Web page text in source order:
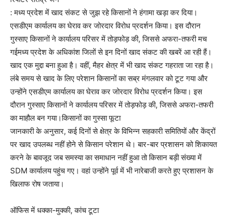
: मध्य प्रदेश में खाद संकट से जुझ रहे किसानों ने हंगामा खड़ा कर दिया।
एसडीएम कार्यालय का घेराव कर जोरदार विरोध प्रदर्शन किया। इस दौरान
गुस्साए किसानों ने कार्यालय परिसर में तोड़फोड़ की, जिससे अफरा-तफरी मच
गईमध्य प्रदेश के अधिकांश जिलों से इन दिनों खाद संकट की खबरें आ रही हैं।
खाद एक मुद्दा बना हुआ है। वहीं, मैहर क्षेत्र में भी खाद संकट गहराता जा रहा है।
लंबे समय से खाद के लिए परेशान किसानों का सब्र मंगलवार को टूट गया और
उन्होंने एसडीएम कार्यालय का घेराव कर जोरदार विरोध प्रदर्शन किया। इस
दौरान गुस्साए किसानों ने कार्यालय परिसर में तोड़फोड़ की, जिससे अफरा-तफरी
का माहौल बन गया।किसानों का गुस्सा फूटा
जानकारी के अनुसार, कई दिनों से क्षेत्र के विभिन्न सहकारी समितियों और केंद्रों
पर खाद उपलब्ध नहीं होने से किसान परेशान थे। बार-बार प्रशासन को शिकायत
करने के बावजूद जब समस्या का समाधान नहीं हुआ तो किसान बड़ी संख्या में
SDM कार्यालय पहुंच गए। वहां उन्होंने पूर्व में भी नारेबाजी करते हुए प्रशासन के
खिलाफ रोष जताया।
ऑफिस में धक्का-मुक्की, कांच टूटा